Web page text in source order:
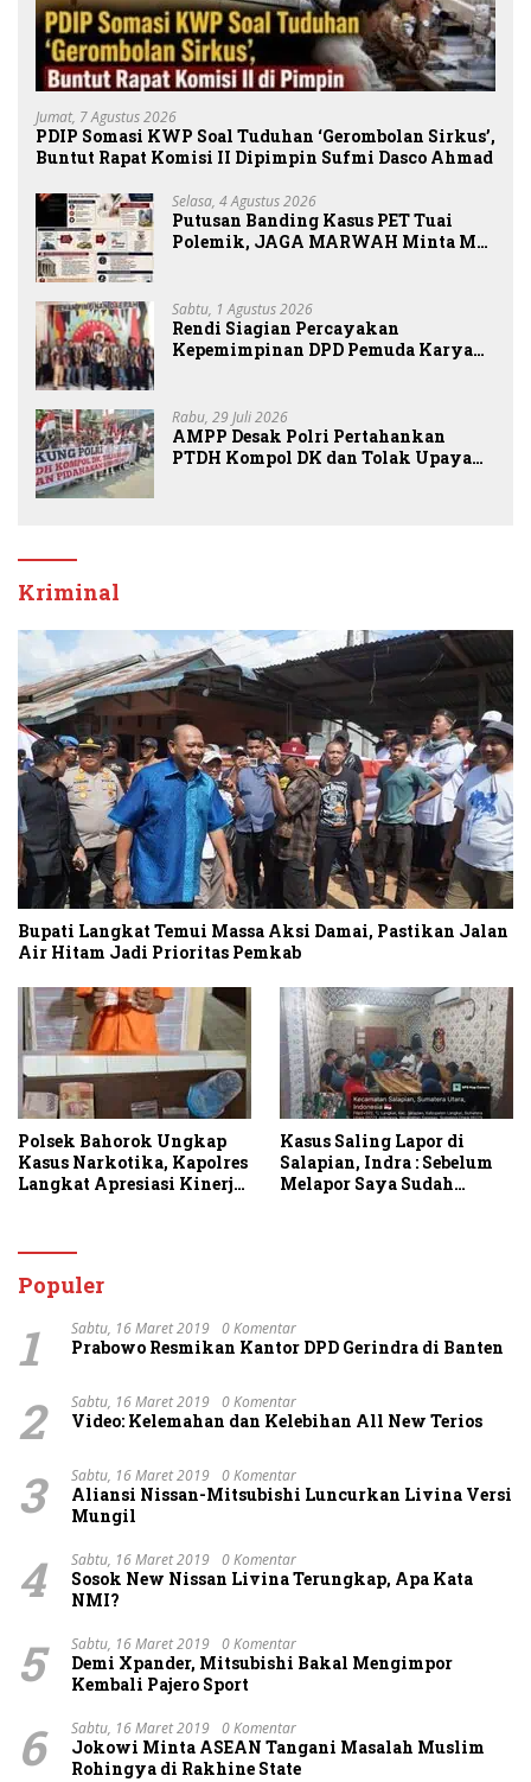
Jumat, 7 Agustus 2026
PDIP Somasi KWP Soal Tuduhan ‘Gerombolan Sirkus’,
Buntut Rapat Komisi II Dipimpin Sufmi Dasco Ahmad
Selasa, 4 Agustus 2026
Putusan Banding Kasus PET Tuai
Polemik, JAGA MARWAH Minta MA
Sabtu, 1 Agustus 2026
Rendi Siagian Percayakan
Kepemimpinan DPD Pemuda Karya
Rabu, 29 Juli 2026
AMPP Desak Polri Pertahankan
PTDH Kompol DK dan Tolak Upaya
Kriminal
Bupati Langkat Temui Massa Aksi Damai, Pastikan Jalan
Air Hitam Jadi Prioritas Pemkab
Polsek Bahorok Ungkap
Kasus Narkotika, Kapolres
Langkat Apresiasi Kinerja
Layanan 110
Kasus Saling Lapor di
Salapian, Indra : Sebelum
Melapor Saya Sudah
Populer
1 Sabtu, 16 Maret 2019 0 Komentar
Prabowo Resmikan Kantor DPD Gerindra di Banten
2 Sabtu, 16 Maret 2019 0 Komentar
Video: Kelemahan dan Kelebihan All New Terios
3 Sabtu, 16 Maret 2019 0 Komentar
Aliansi Nissan-Mitsubishi Luncurkan Livina Versi
Mungil
4 Sabtu, 16 Maret 2019 0 Komentar
Sosok New Nissan Livina Terungkap, Apa Kata
NMI?
5 Sabtu, 16 Maret 2019 0 Komentar
Demi Xpander, Mitsubishi Bakal Mengimpor
Kembali Pajero Sport
6 Sabtu, 16 Maret 2019 0 Komentar
Jokowi Minta ASEAN Tangani Masalah Muslim
Rohingya di Rakhine State